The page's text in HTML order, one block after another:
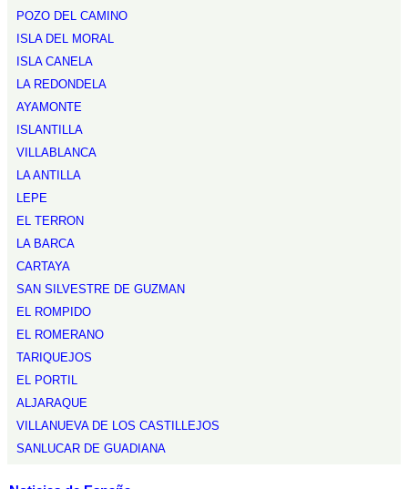
POZO DEL CAMINO
ISLA DEL MORAL
ISLA CANELA
LA REDONDELA
AYAMONTE
ISLANTILLA
VILLABLANCA
LA ANTILLA
LEPE
EL TERRON
LA BARCA
CARTAYA
SAN SILVESTRE DE GUZMAN
EL ROMPIDO
EL ROMERANO
TARIQUEJOS
EL PORTIL
ALJARAQUE
VILLANUEVA DE LOS CASTILLEJOS
SANLUCAR DE GUADIANA